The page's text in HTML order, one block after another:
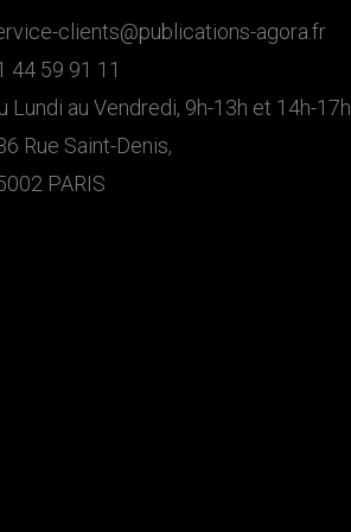
clients@publications-agora.fr
44 59 91 11
Lundi au Vendredi, 9h-13h et 14h-17h
Rue Saint-Denis,
PARIS